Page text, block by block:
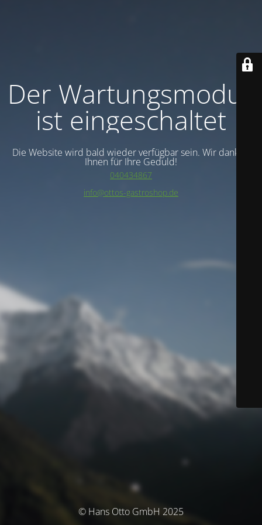
Der Wartungsmodus
ist eingeschaltet
Die Website wird bald wieder verfügbar sein. Wir danken
Ihnen für Ihre Geduld!
040434867
info@ottos-gastroshop.de
© Hans Otto GmbH 2025